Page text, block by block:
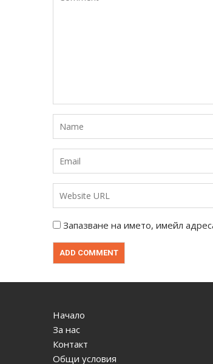
Запазване на името, имейл
Начало
За нас
Контакт
Общи условия